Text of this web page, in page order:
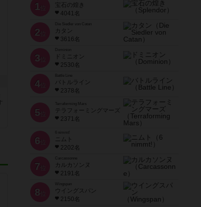
1 位
宝石の煌き
4041名
2 位
Die Siedler von Catan
カタン
3616名
3 位
ドミニオン
2530名
4位
Battle Line
バトルライン
2378名
5 位
Terraforming Mars
テラフォーミングマーズ
2371名
6 位
ニムト
2202名
7 位
Carcassonne
カルカソンヌ
2191名
8 位
Wingspan
ウイングスパン
2150名